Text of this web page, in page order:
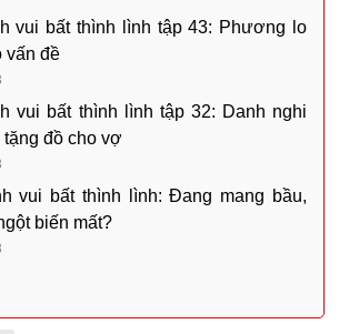
vui bất thình lình tập 43: Phương lo
vấn đề
vui bất thình lình tập 32: Danh nghi
đồ cho vợ
vui bất thình lình: Đang mang bầu,
biến mất?